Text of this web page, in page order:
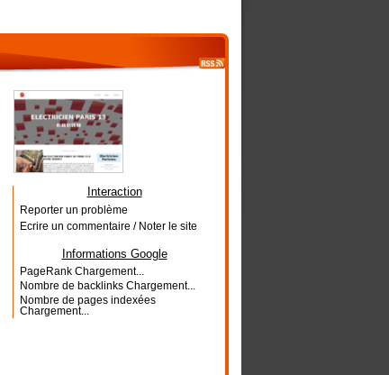
Interaction
Reporter un problème
Ecrire un commentaire / Noter le site
Informations Google
PageRank Chargement...
Nombre de backlinks Chargement...
Nombre de pages indexées
Chargement...